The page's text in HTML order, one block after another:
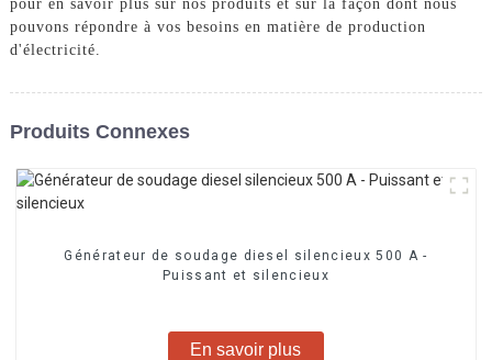
pour en savoir plus sur nos produits et sur la façon dont nous
pouvons répondre à vos besoins en matière de production
d'électricité.
Produits Connexes
Générateur de soudage diesel silencieux 500 A -
Puissant et silencieux
En savoir plus